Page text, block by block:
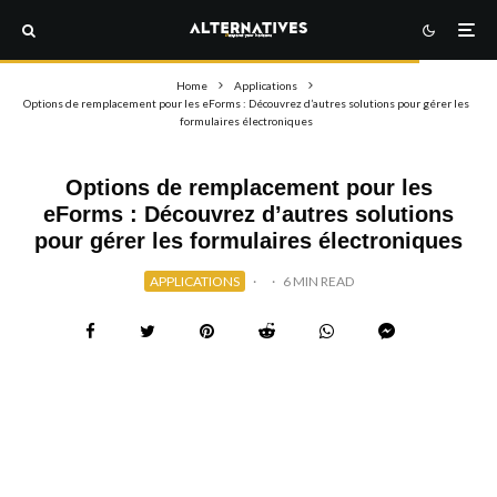
Home
Applications
Options de remplacement pour les eForms : Découvrez d’autres solutions pour gérer les
formulaires électroniques
Options de remplacement pour les
eForms : Découvrez d’autres solutions
pour gérer les formulaires électroniques
APPLICATIONS · · 6 MIN READ